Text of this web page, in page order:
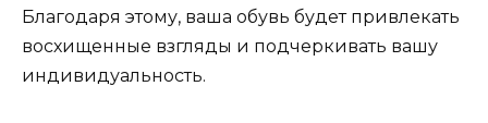
Благодаря этому, ваша обувь будет привлекать
восхищенные взгляды и подчеркивать вашу
индивидуальность.